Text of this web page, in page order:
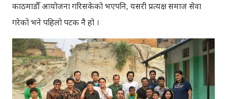
काठमाडौँ आयोजना गरिसकेको भएपनि, यसरी प्रत्यक्ष समाज सेवा
गरेको भने पहिलो पटक नै हो ।